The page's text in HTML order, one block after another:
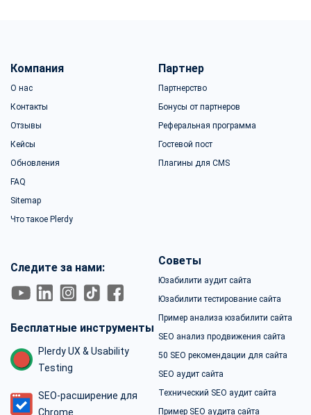
Компания
О нас
Контакты
Отзывы
Кейсы
Обновления
FAQ
Sitemap
Что такое Plerdy
Партнер
Партнерство
Бонусы от партнеров
Реферальная программа
Гостевой пост
Плагины для CMS
Следите за нами:
Бесплатные инструменты
Plerdy UX & Usability
Testing
SEO-расширение для
Chrome
Советы
Юзабилити аудит сайта
Юзабилити тестирование сайта
Пример анализа юзабилити сайта
SEO анализ продвижения сайта
50 SEO рекомендации для сайта
SEO аудит сайта
Технический SEO аудит сайта
Пример SEO аудита сайта